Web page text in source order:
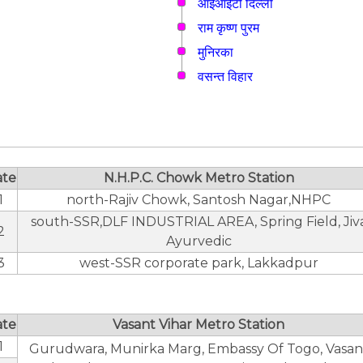
आईआईटी दिल्ली
राम कृष्ण पुरम
मुनिरका
वसन्त विहार
N.H.P.C. Chowk Metro Station
north-Rajiv Chowk, Santosh Nagar,NHPC
south-SSR,DLF INDUSTRIAL AREA, Spring Field,
Ayurvedic
west-SSR corporate park, Lakkadpur
Vasant Vihar Metro Station
Gurudwara, Munirka Marg, Embassy Of Togo,